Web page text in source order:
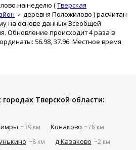
на неделю (Тверская
деревня Положилово ) расчитан
на основе данных Всеобщей
Обновление происходит 4 раза в
56.98, 37.96. Местное время
городах Тверской области:
~39 км Конаково ~78 км
~8 км д Казаково ~2 км